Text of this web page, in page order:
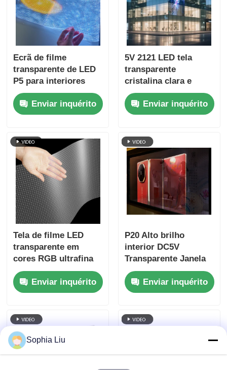
Ecrã de filme
transparente de LED
P5 para interiores
Ecrã adesivo de alta
definição para
publicidade em lojas
Enviar inquérito
5V 2121 LED tela
transparente
cristalina clara e
digital para venda a
retalho Vitrine de
vidro Centro de
do aeroporto e
exposição de marcas
de luxo
Enviar inquérito
Tela de filme LED
transparente em
cores RGB ultrafina
de 6 mm, dimensão
de gabinete
personalizada, filme
transparência para
publicidade comercial
em vitrines de lojas
de shopping
Enviar inquérito
P20 Alto brilho
interior DC5V
Transparente Janela
LED Display Boa
qualidade Pantalla
LED Transparente
Enviar inquérito
Sophia Liu